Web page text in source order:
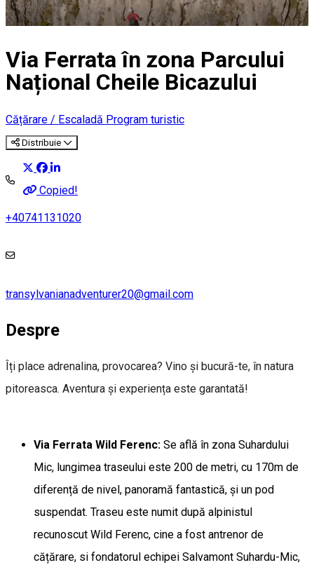
Via Ferrata în zona Parcului
Național Cheile Bicazului
Cățărare / Escaladă Program turistic
Distribuie
Copied!
+40741131020
transylvanianadventurer20@gmail.com
Despre
Îți place adrenalina, provocarea? Vino și bucură-te, în natura
pitoreasca. Aventura și experiența este garantată!
Via Ferrata Wild Ferenc: Se află în zona Suhardului
Mic, lungimea traseului este 200 de metri, cu 170m de
diferență de nivel, panoramă fantastică, și un pod
suspendat. Traseu este numit după alpinistul
recunoscut Wild Ferenc, cine a fost antrenor de
cățărare, si fondatorul echipei Salvamont Suhardu-Mic,